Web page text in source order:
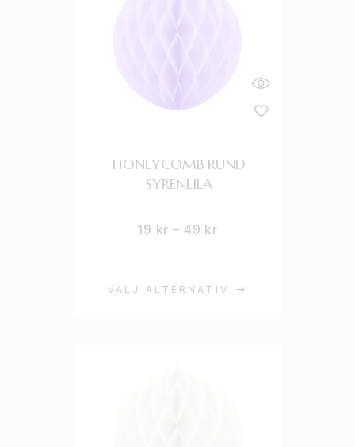
VÄLJ ALTERNATIV
HONEYCOMB RUND
SYRENLILA
19 kr – 49 kr